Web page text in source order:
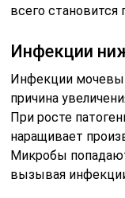
всего становится
Инфекции
Инфекции
причина
При росте
наращивает
Микробы
вызывая